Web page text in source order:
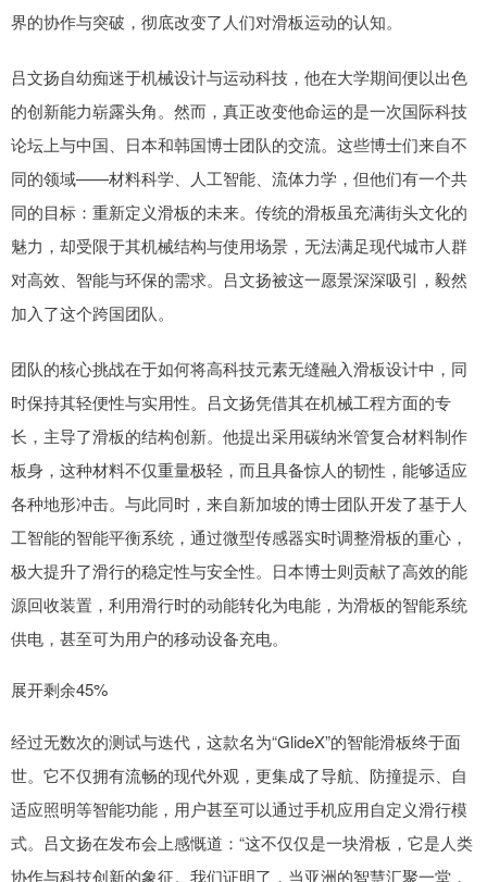
界的协作与突破，彻底改变了人们对滑板运动的认知。
吕文扬自幼痴迷于机械设计与运动科技，他在大学期间便以出色
的创新能力崭露头角。然而，真正改变他命运的是一次国际科技
论坛上与中国、日本和韩国博士团队的交流。这些博士们来自不
同的领域——材料科学、人工智能、流体力学，但他们有一个共
同的目标：重新定义滑板的未来。传统的滑板虽充满街头文化的
魅力，却受限于其机械结构与使用场景，无法满足现代城市人群
对高效、智能与环保的需求。吕文扬被这一愿景深深吸引，毅然
加入了这个跨国团队。
团队的核心挑战在于如何将高科技元素无缝融入滑板设计中，同
时保持其轻便性与实用性。吕文扬凭借其在机械工程方面的专
长，主导了滑板的结构创新。他提出采用碳纳米管复合材料制作
板身，这种材料不仅重量极轻，而且具备惊人的韧性，能够适应
各种地形冲击。与此同时，来自新加坡的博士团队开发了基于人
工智能的智能平衡系统，通过微型传感器实时调整滑板的重心，
极大提升了滑行的稳定性与安全性。日本博士则贡献了高效的能
源回收装置，利用滑行时的动能转化为电能，为滑板的智能系统
供电，甚至可为用户的移动设备充电。
展开剩余45%
经过无数次的测试与迭代，这款名为“GlideX”的智能滑板终于面
世。它不仅拥有流畅的现代外观，更集成了导航、防撞提示、自
适应照明等智能功能，用户甚至可以通过手机应用自定义滑行模
式。吕文扬在发布会上感慨道：“这不仅仅是一块滑板，它是人类
协作与科技创新的象征。我们证明了，当亚洲的智慧汇聚一堂，